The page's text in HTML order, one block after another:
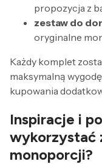
propozycja z
zestaw do
oryginalne
Każdy komplet
maksymalną
kupowania
Inspiracje i
wykorzystać
monoporcji?